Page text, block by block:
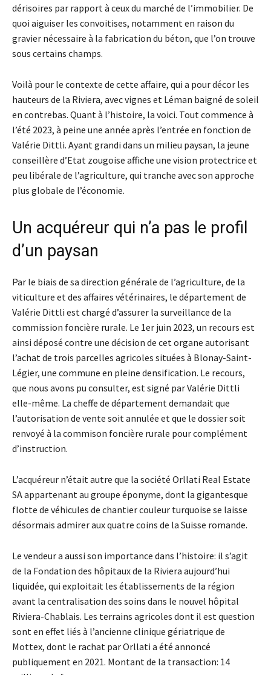
dérisoires par rapport à ceux du marché de l’immobilier. De
quoi aiguiser les convoitises, notamment en raison du
gravier nécessaire à la fabrication du béton, que l’on trouve
sous certains champs.
Voilà pour le contexte de cette affaire, qui a pour décor les
hauteurs de la Riviera, avec vignes et Léman baigné de soleil
en contrebas. Quant à l’histoire, la voici. Tout commence à
l’été 2023, à peine une année après l’entrée en fonction de
Valérie Dittli. Ayant grandi dans un milieu paysan, la jeune
conseillère d’Etat zougoise affiche une vision protectrice et
peu libérale de l’agriculture, qui tranche avec son approche
plus globale de l’économie.
Un acquéreur qui n’a pas le profil
d’un paysan
Par le biais de sa direction générale de l’agriculture, de la
viticulture et des affaires vétérinaires, le département de
Valérie Dittli est chargé d’assurer la surveillance de la
commission foncière rurale. Le 1er juin 2023, un recours est
ainsi déposé contre une décision de cet organe autorisant
l’achat de trois parcelles agricoles situées à Blonay-Saint-
Légier, une commune en pleine densification. Le recours,
que nous avons pu consulter, est signé par Valérie Dittli
elle-même. La cheffe de département demandait que
l’autorisation de vente soit annulée et que le dossier soit
renvoyé à la commison foncière rurale pour complément
d’instruction.
L’acquéreur n’était autre que la société Orllati Real Estate
SA appartenant au groupe éponyme, dont la gigantesque
flotte de véhicules de chantier couleur turquoise se laisse
désormais admirer aux quatre coins de la Suisse romande.
Le vendeur a aussi son importance dans l’histoire: il s’agit
de la Fondation des hôpitaux de la Riviera aujourd’hui
liquidée, qui exploitait les établissements de la région
avant la centralisation des soins dans le nouvel hôpital
Riviera-Chablais. Les terrains agricoles dont il est question
sont en effet liés à l’ancienne clinique gériatrique de
Mottex, dont le rachat par Orllati a été annoncé
publiquement en 2021. Montant de la transaction: 14